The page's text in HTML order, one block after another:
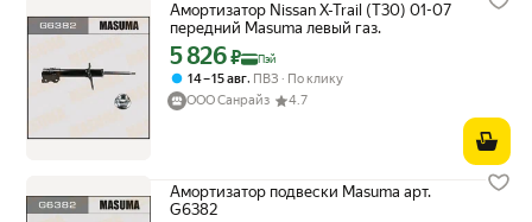
Амортизатор Nissan X-Trail (T30) 01-07
передний Masuma левый газ.
Цена с картой Яндекс Пэй 5826 ₽ вместо
5 826₽ Пэй
14 – 15 авг, ПВЗ
По клику
ООО Санрайз
4.7
Амортизатор подвески Masuma арт.
G6382